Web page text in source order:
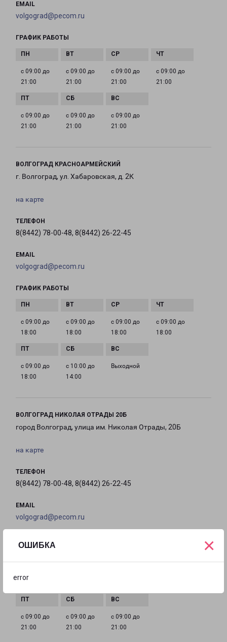
ОШИБКА
error
×
EMAIL
volgograd@pecom.ru
ГРАФИК РАБОТЫ
с 09:00 до
21:00
с 09:00 до
21:00
с 09:00 до
21:00
с 09:00 до
21:00
с 09:00 до
21:00
с 09:00 до
21:00
с 09:00 до
21:00
ВОЛГОГРАД КРАСНОАРМЕЙСКИЙ
г. Волгоград, ул. Хабаровская, д. 2К
на карте
ТЕЛЕФОН
8(8442) 78-00-48, 8(8442) 26-22-45
EMAIL
volgograd@pecom.ru
ГРАФИК РАБОТЫ
с 09:00 до
18:00
с 09:00 до
18:00
с 09:00 до
18:00
с 09:00 до
18:00
с 09:00 до
18:00
с 10:00 до
14:00
Выходной
ВОЛГОГРАД НИКОЛАЯ ОТРАДЫ 20Б
город Волгоград, улица им. Николая Отрады, 20Б
на карте
ТЕЛЕФОН
8(8442) 78-00-48, 8(8442) 26-22-45
EMAIL
volgograd@pecom.ru
с 09:00 до
21:00
с 09:00 до
21:00
с 09:00 до
21:00